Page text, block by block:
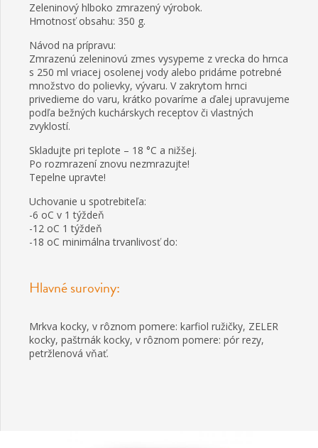
Zeleninový hlboko zmrazený výrobok.
Hmotnosť obsahu: 350 g.
Návod na prípravu:
Zmrazenú zeleninovú zmes vysypeme z vrecka do hrnca
s 250 ml vriacej osolenej vody alebo pridáme potrebné
množstvo do polievky, vývaru. V zakrytom hrnci
privedieme do varu, krátko povaríme a ďalej upravujeme
podľa bežných kuchárskych receptov či vlastných
zvyklostí.
Skladujte pri teplote – 18 °C a nižšej.
Po rozmrazení znovu nezmrazujte!
Tepelne upravte!
Uchovanie u spotrebiteľa:
-6 oC v 1 týždeň
-12 oC 1 týždeň
-18 oC minimálna trvanlivosť do:
Hlavné suroviny:
Mrkva kocky, v rôznom pomere: karfiol ružičky, ZELER
kocky, paštrnák kocky, v rôznom pomere: pór rezy,
petržlenová vňať.